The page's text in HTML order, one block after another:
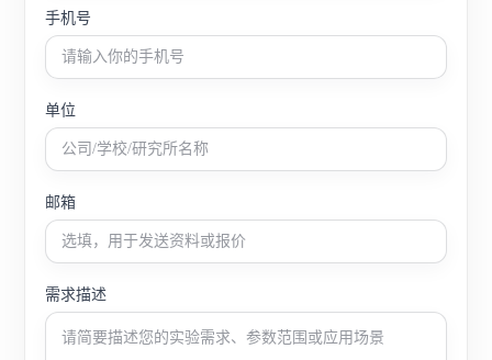
手机号
单位
邮箱
需求描述